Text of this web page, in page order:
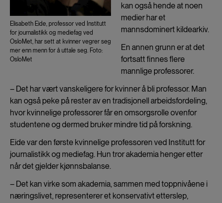
Elisabeth Eide, professor ved Institutt
for journalistikk og mediefag ved
OsloMet, har sett at kvinner vegrer seg
mer enn menn for å uttale seg. Foto:
OsloMet
kan også hende at noen
medier har et
mannsdominert kildearkiv.
En annen grunn er at det
fortsatt finnes flere
mannlige professorer.
– Det har vært vanskeligere for kvinner å bli professor. Man
kan også peke på rester av en tradisjonell arbeidsfordeling,
hvor kvinnelige professorer får en omsorgsrolle ovenfor
studentene og dermed bruker mindre tid på forskning.
Eide var den første kvinnelige professoren ved Institutt for
journalistikk og mediefag. Hun tror akademia henger etter
når det gjelder kjønnsbalanse.
– Det kan virke som akademia, sammen med toppnivåene i
næringslivet, representerer et konservativt etterslep,